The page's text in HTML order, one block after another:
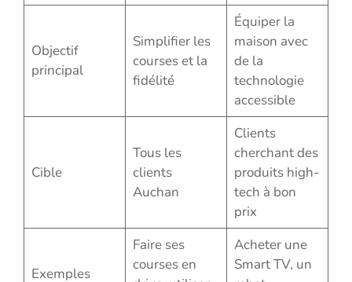
Objectif
principal
Simplifier les
courses et la
fidélité
Équiper la
maison avec
de la
technologie
accessible
Cible
Tous les
clients
Auchan
Clients
cherchant des
produits high-
tech à bon
prix
Exemples
Faire ses
courses en
Acheter une
Smart TV, un